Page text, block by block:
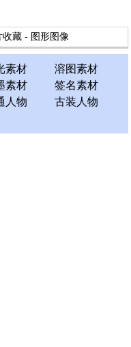
收藏 - 图形图像
素材
溶图素材
素材
签名素材
人物
古装人物